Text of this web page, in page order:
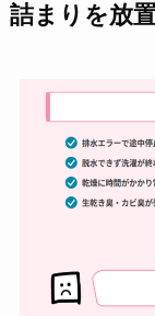
詰まりを放